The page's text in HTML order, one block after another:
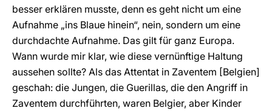
besser erklären musste, denn es geht nicht um eine
Aufnahme „ins Blaue hinein“, nein, sondern um eine
durchdachte Aufnahme. Das gilt für ganz Europa.
Wann wurde mir klar, wie diese vernünftige Haltung
aussehen sollte? Als das Attentat in Zaventem [Belgien]
geschah: die Jungen, die Guerillas, die den Angriff in
Zaventem durchführten, waren Belgier, aber Kinder